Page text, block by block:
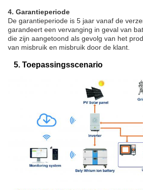
4. Garantieperiode
De garantieperiode is 5 jaar vanaf de
garandeert een vervanging in geval van
die zijn aangetoond als gevolg van het
van misbruik en misbruik door de klant.
5. Toepassingsscenario